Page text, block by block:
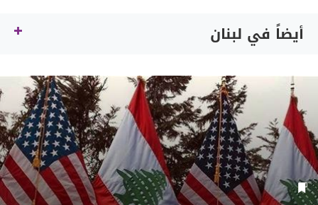
أيضاً في لبنان